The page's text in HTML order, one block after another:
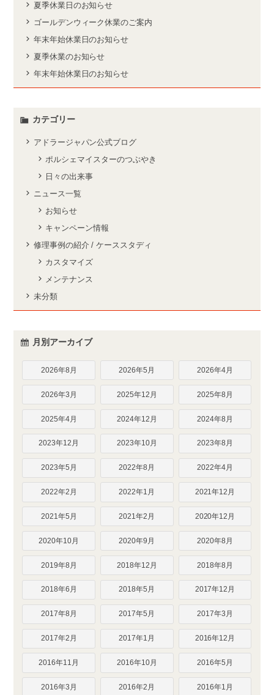
夏季休業日のお知らせ
ゴールデンウィーク休業のご案内
年末年始休業日のお知らせ
夏季休業のお知らせ
年末年始休業日のお知らせ
カテゴリー
アドラージャパン公式ブログ
ポルシェマイスターのつぶやき
日々の出来事
ニュース一覧
お知らせ
キャンペーン情報
修理事例の紹介 / ケーススタディ
カスタマイズ
メンテナンス
未分類
月別アーカイブ
2026年8月 2026年5月 2026年4月
2026年3月 2025年12月 2025年8月
2025年4月 2024年12月 2024年8月
2023年12月 2023年10月 2023年8月
2023年5月 2022年8月 2022年4月
2022年2月 2022年1月 2021年12月
2021年5月 2021年2月 2020年12月
2020年10月 2020年9月 2020年8月
2019年8月 2018年12月 2018年8月
2018年6月 2018年5月 2017年12月
2017年8月 2017年5月 2017年3月
2017年2月 2017年1月 2016年12月
2016年11月 2016年10月 2016年5月
2016年3月 2016年2月 2016年1月